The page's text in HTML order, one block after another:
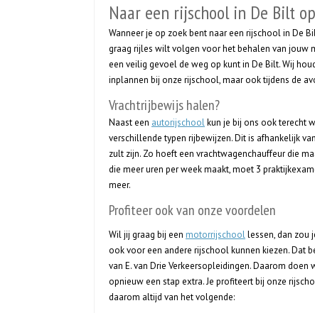
Naar een rijschool in De Bilt
Wanneer je op zoek bent naar een rijschool in De
graag rijles wilt volgen voor het behalen van jouw
een veilig gevoel de weg op kunt in De Bilt. Wij
inplannen bij onze rijschool, maar ook tijdens de
Vrachtrijbewijs halen?
Naast een autorijschoolkun je bij ons ook terecht
verschillende typen rijbewijzen. Dit is afhankelijk
zult zijn. Zo hoeft een vrachtwagenchauffeur die
die meer uren per week maakt, moet 3
meer.
Profiteer ook van onze voordelen
Wil jij graag bij een motorrijschoollessen, dan zou
ook voor een andere rijschool kunnen kiezen. Dat
van E. van Drie Verkeersopleidingen. Daarom doen
opnieuw een stap extra. Je profiteert bij onze
daarom altijd van het volgende: